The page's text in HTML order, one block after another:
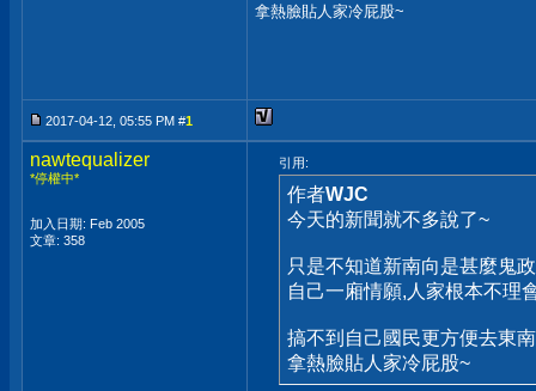
拿熱臉貼人家冷屁股~
2017-04-12, 05:55 PM #1
nawtequalizer
*停權中*
加入日期: Feb 2005
文章: 358
引用:
作者WJC
今天的新聞就不多說了~
只是不知道新南向是甚麼鬼
自己一廂情願,人家根本不理
搞不到自己國民更方便去東
拿熱臉貼人家冷屁股~